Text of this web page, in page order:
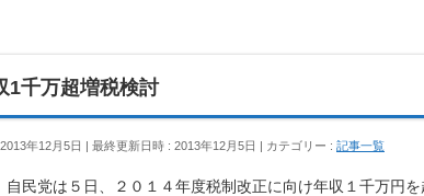
1千万超増税検討
年12月5日 最終更新日時 : 2013年12月5日 カテゴリー : 記事一覧
自民党は５日、２０１４年度税制改正に向け年収１千万円を